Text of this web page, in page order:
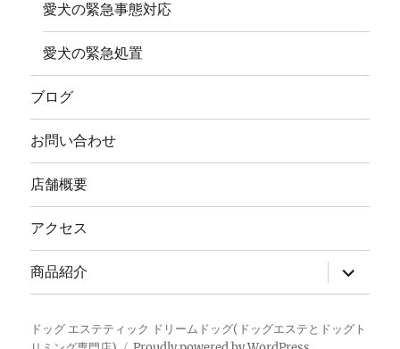
愛犬の緊急事態対応
愛犬の緊急処置
ブログ
お問い合わせ
店舗概要
アクセス
商品紹介
サ
ブ
メ
ュ
ー
ドッグ エステティック ドリームドッグ(ドッグエステとドッグト